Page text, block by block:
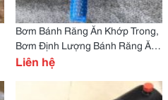
Bơm Bánh Răng Ăn Khớp Trong,
Bơm Định Lượng Bánh Răng Ăn
Khớp Trong, Bơm Dầu Bánh
Liên hệ